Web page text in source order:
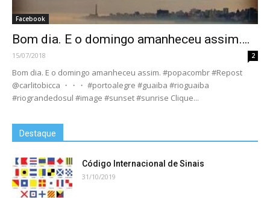
Facebook
Bom dia. E o domingo amanheceu assim….
15/07/2018 2
Bom dia. E o domingo amanheceu assim. #popacombr #Repost
@carlitobicca ・・・ #portoalegre #guaiba #rioguaiba
#riograndedosul #image #sunset #sunrise Clique...
Destaque
Código Internacional de Sinais
31/10/2019